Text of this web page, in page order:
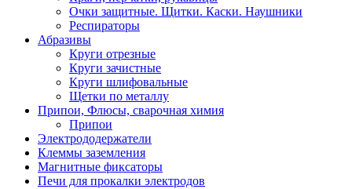
Очки защитные. Щитки. Каски. Наушники
Респираторы
Абразивы
Круги отрезные
Круги зачистные
Круги шлифовальные
Щетки по металлу
Припои, Флюсы, сварочная химия
Припои
Электрододержатели
Клеммы заземления
Магнитные фиксаторы
Печи для прокалки электродов